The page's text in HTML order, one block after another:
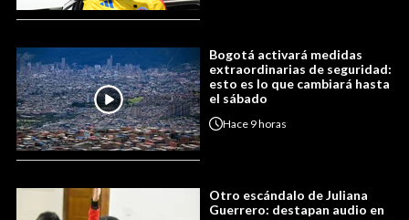
Bogotá activará medidas
extraordinarias de seguridad:
esto es lo que cambiará hasta
el sábado
Hace 9 horas
Otro escándalo de Juliana
Guerrero: destapan audio en